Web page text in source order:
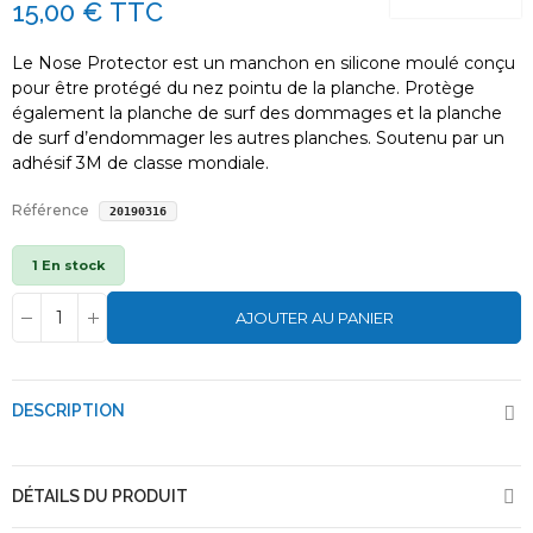
15,00 € TTC
Le Nose Protector est un manchon en silicone moulé conçu
pour être protégé du nez pointu de la planche. Protège
également la planche de surf des dommages et la planche
de surf d’endommager les autres planches. Soutenu par un
adhésif 3M de classe mondiale.
Référence 20190316
1 En stock
AJOUTER AU PANIER
DESCRIPTION
DÉTAILS DU PRODUIT